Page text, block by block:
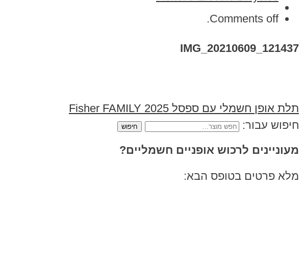
Comments off.
IMG_20210609_121437
תלת אופן חשמלי עם ספסל Fisher FAMILY 2025
חיפוש עבור:
מעוניינים לרכוש אופניים חשמליים?
מלא פרטים בטופס הבא: